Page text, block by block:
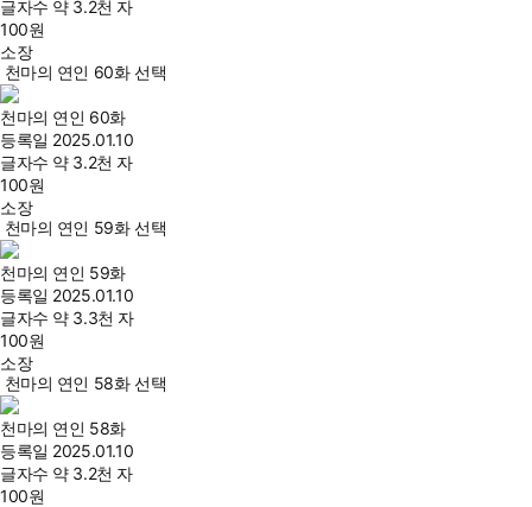
글자수 약 3.2천 자
100원
소장
천마의 연인 60화 선택
천마의 연인 60화
등록일 2025.01.10
글자수 약 3.2천 자
100원
소장
천마의 연인 59화 선택
천마의 연인 59화
등록일 2025.01.10
글자수 약 3.3천 자
100원
소장
천마의 연인 58화 선택
천마의 연인 58화
등록일 2025.01.10
글자수 약 3.2천 자
100원